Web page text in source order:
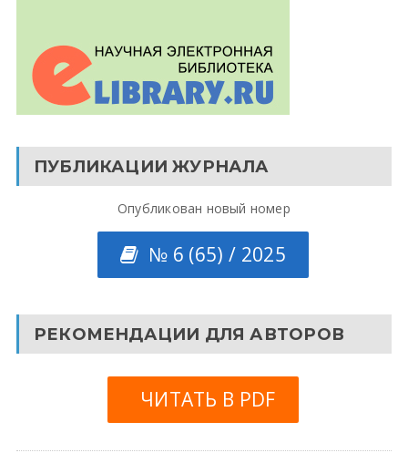
ПУБЛИКАЦИИ ЖУРНАЛА
Опубликован новый номер
№ 6 (65) / 2025
РЕКОМЕНДАЦИИ ДЛЯ АВТОРОВ
ЧИТАТЬ В PDF